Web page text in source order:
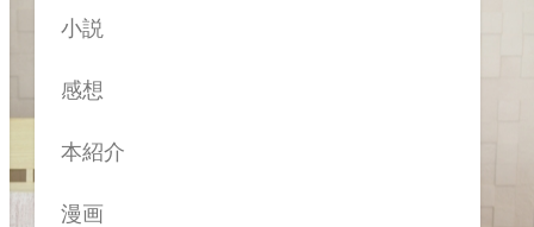
小説
感想
本紹介
漫画